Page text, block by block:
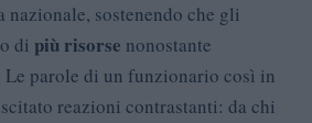
nazionale, sostenendo che gli
di più risorse nonostante
Le parole di un funzionario così in
reazioni contrastanti: da chi